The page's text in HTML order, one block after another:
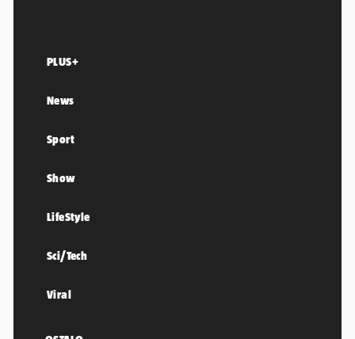
PLUS+
News
Sport
Show
LifeStyle
Sci/Tech
Viral